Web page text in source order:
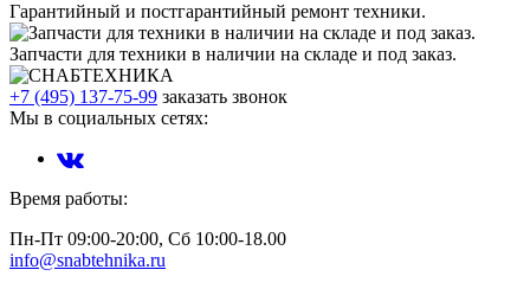
Гарантийный и постгарантийный ремонт техники.
Запчасти для техники в наличии на складе и под заказ.
+7 (495) 137-75-99 заказать звонок
Мы в социальных сетях:
Время работы:
Пн-Пт 09:00-20:00, Сб 10:00-18.00
info@snabtehnika.ru